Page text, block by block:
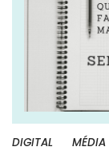
DIGITAL MÉDIA